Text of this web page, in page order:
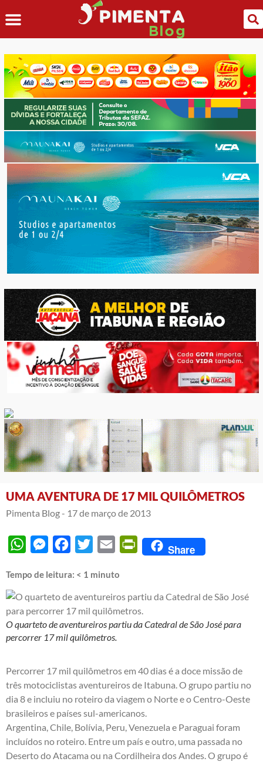
UMA AVENTURA DE 17 MIL QUILÔMETROS
Pimenta Blog - 17 de março de 2013
WhatsAppMessengerFacebook
Twitter Email PrintFriendly
Share
Tempo de leitura: < 1 minuto
O quarteto de aventureiros partiu da Catedral de São José para
percorrer 17 mil quilômetros.
Percorrer 17 mil quilômetros em 40 dias é a doce missão de
três motociclistas aventureiros de Itabuna. O grupo partiu no
dia 8 e incluiu no roteiro da viagem o Norte e o Centro-Oeste
brasileiros e países sul-americanos.
Argentina, Chile, Bolívia, Peru, Venezuela e Paraguai foram
incluídos no roteiro. Entre um país e outro, uma passada no
Deserto do Atacama ou na Cordilheira dos Andes. O grupo é